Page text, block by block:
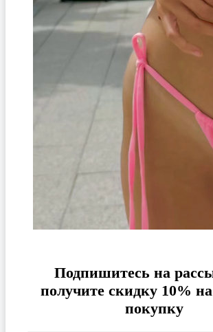
Подпишитесь на
получите скидку 10%
покупку